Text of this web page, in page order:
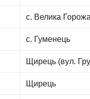
с. Велика
с. Гуменець
Щирець (вул.
Щирець